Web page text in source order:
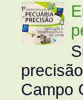
Campo